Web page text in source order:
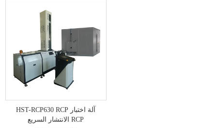
HST-RCP630 RCP آلة اختبار
الانتشار السريع RCP